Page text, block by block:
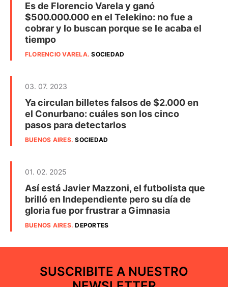
Es de Florencio Varela y ganó
$500.000.000 en el Telekino: no fue a
cobrar y lo buscan porque se le acaba el
tiempo
FLORENCIO VARELA.SOCIEDAD
03. 07. 2023
Ya circulan billetes falsos de $2.000 en
el Conurbano: cuáles son los cinco
pasos para detectarlos
BUENOS AIRES.SOCIEDAD
01. 02. 2025
Así está Javier Mazzoni, el futbolista que
brilló en Independiente pero su día de
gloria fue por frustrar a Gimnasia
BUENOS AIRES.DEPORTES
SUSCRIBITE A NUESTRO